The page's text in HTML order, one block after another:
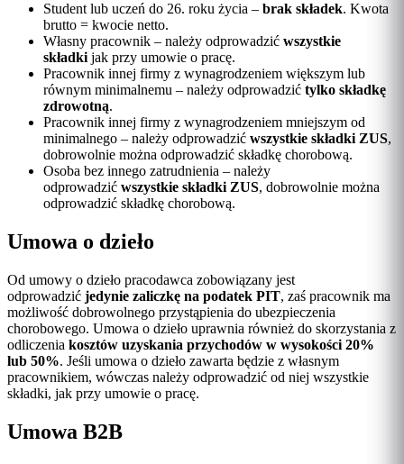
Student lub uczeń do 26. roku życia – brak składek. Kwota
brutto = kwocie netto.
Własny pracownik – należy odprowadzić wszystkie
składki jak przy umowie o pracę.
Pracownik innej firmy z wynagrodzeniem większym lub
równym minimalnemu – należy odprowadzić tylko składkę
zdrowotną.
Pracownik innej firmy z wynagrodzeniem mniejszym od
minimalnego – należy odprowadzić wszystkie składki ZUS,
dobrowolnie można odprowadzić składkę chorobową.
Osoba bez innego zatrudnienia – należy
odprowadzić wszystkie składki ZUS, dobrowolnie można
odprowadzić składkę chorobową.
Umowa o dzieło
Od umowy o dzieło pracodawca zobowiązany jest
odprowadzić jedynie zaliczkę na podatek PIT, zaś pracownik ma
możliwość dobrowolnego przystąpienia do ubezpieczenia
chorobowego. Umowa o dzieło uprawnia również do skorzystania z
odliczenia kosztów uzyskania przychodów w wysokości 20%
lub 50%. Jeśli umowa o dzieło zawarta będzie z własnym
pracownikiem, wówczas należy odprowadzić od niej wszystkie
składki, jak przy umowie o pracę.
Umowa B2B